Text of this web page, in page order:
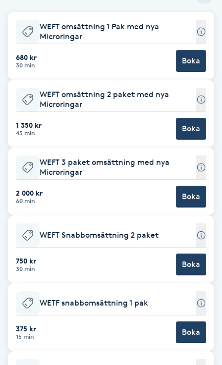
Balayage
Barber
Barnklippning
Bottenfärg
Brynformning
Brynfärgning
WEFT omsättning 1 Pak med nya
Microringar
680 kr
30 min Boka
WEFT omsättning 2 paket med nya
Microringar
1 350 kr
45 min Boka
WEFT 3 paket omsättning med nya
Microringar
2 000 kr
60 min Boka
WEFT Snabbomsättning 2 paket
750 kr
30 min Boka
WETF snabbomsättning 1 pak
375 kr
15 min Boka